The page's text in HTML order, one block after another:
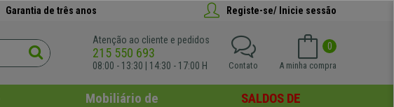
Garantia de três anos Registe-se/ Inicie sessão
Atenção ao cliente e pedidos
215 550 693
08:00 - 13:30 | 14:30 - 17:00 H
0
A minha compra
Contato
Mobiliário de
SALDOS DE